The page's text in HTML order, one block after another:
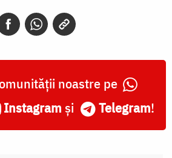
noastre pe
Instagram și Telegram!